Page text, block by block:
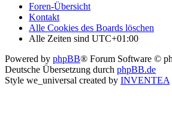
Foren-Übersicht
Kontakt
Alle Cookies des Boards löschen
Alle Zeiten sind UTC+01:00
Powered by phpBB® Forum Software ©
Deutsche Übersetzung durch phpBB.de
Style we_universal created by INVENTEA